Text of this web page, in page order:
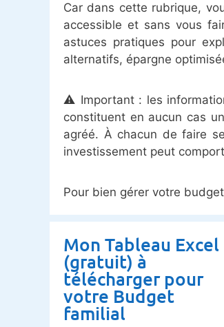
Car dans cette rubrique,
accessible et sans vous
astuces pratiques pour
alternatifs, épargne
⚠️ Important : les
constituent en aucun cas
agréé. À chacun de faire
investissement peut
Pour bien gérer votre
Mon Tableau Excel
(gratuit) à
télécharger pour
votre Budget
familial